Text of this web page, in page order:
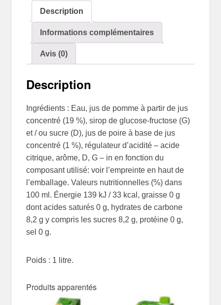
Description
Informations complémentaires
Avis (0)
Description
Ingrédients : Eau, jus de pomme à partir de jus
concentré (19 %), sirop de glucose-fructose (G)
et / ou sucre (D), jus de poire à base de jus
concentré (1 %), régulateur d’acidité – acide
citrique, arôme, D, G – in en fonction du
composant utilisé: voir l’empreinte en haut de
l’emballage. Valeurs nutritionnelles (%) dans
100 ml. Énergie 139 kJ / 33 kcal, graisse 0 g
dont acides saturés 0 g, hydrates de carbone
8,2 g y compris les sucres 8,2 g, protéine 0 g,
sel 0 g.
Poids : 1 litre.
Produits apparentés